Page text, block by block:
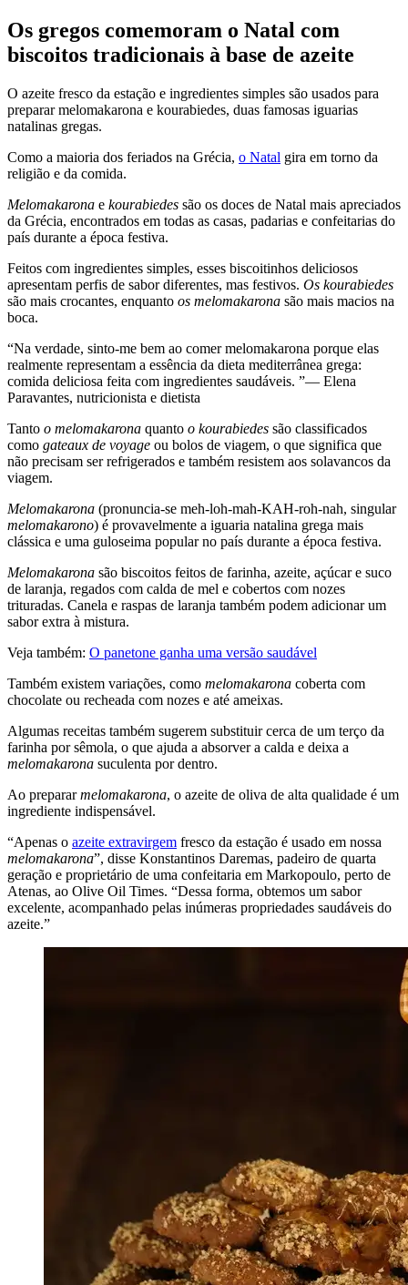
Os gregos comemoram o Natal com
biscoitos tradicionais à base de azeite
O azeite fresco da estação e ingredientes simples são usados para
preparar melomakarona e kourabiedes, duas famosas iguarias
natalinas gregas.
Como a maioria dos feriados na Grécia, o Natal gira em torno da
religião e da comida.
Melomakarona e kourabiedes são os doces de Natal mais apreciados
da Grécia, encontrados em todas as casas, padarias e confeitarias do
país durante a época festiva.
Feitos com ingredientes simples, esses biscoitinhos deliciosos
apresentam perfis de sabor diferentes, mas festivos. Os kourabiedes
são mais crocantes, enquanto os melomakarona são mais macios na
boca.
Na verdade, sinto-me bem ao comer melomakarona porque elas
realmente representam a essência da dieta mediterrânea grega:
comida deliciosa feita com ingredientes saudáveis.
— Elena
Paravantes, nutricionista e dietista
Tanto o melomakarona quanto o kourabiedes são classificados
como gateaux de voyage ou bolos de viagem, o que significa que
não precisam ser refrigerados e também resistem aos solavancos da
viagem.
Melomakarona (pronuncia-se meh-loh-mah-KAH-roh-nah, singular
melomakarono) é provavelmente a iguaria natalina grega mais
clássica e uma guloseima popular no país durante a época festiva.
Melomakarona são biscoitos feitos de farinha, azeite, açúcar e suco
de laranja, regados com calda de mel e cobertos com nozes
trituradas. Canela e raspas de laranja também podem adicionar um
sabor extra à mistura.
Veja também: O panetone ganha uma versão saudável
Também existem variações, como melomakarona coberta com
chocolate ou recheada com nozes e até ameixas.
Algumas receitas também sugerem substituir cerca de um terço da
farinha por sêmola, o que ajuda a absorver a calda e deixa a
melomakarona suculenta por dentro.
Ao prepararmelomakarona, o azeite de oliva de alta qualidade é um
ingrediente indispensável.
“Apenas o azeite extravirgem fresco da estação é usado em nossa
melomakarona”, disse Konstantinos Daremas, padeiro de quarta
geração e proprietário de uma confeitaria em Markopoulo, perto de
Atenas, ao Olive Oil Times. “Dessa forma, obtemos um sabor
excelente, acompanhado pelas inúmeras propriedades saudáveis do
azeite.”